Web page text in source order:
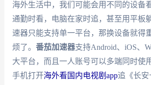
海外生活中，我们可能会用不同的设
通勤时看，电脑在家时追，甚至用平板
速器只能支持单一平台，那换设备就得
烦了。 番茄加速器支持Android、iOS、
大平台，而且一人账号可以多端同时使
手机打开海外看国内电视剧app追《长安